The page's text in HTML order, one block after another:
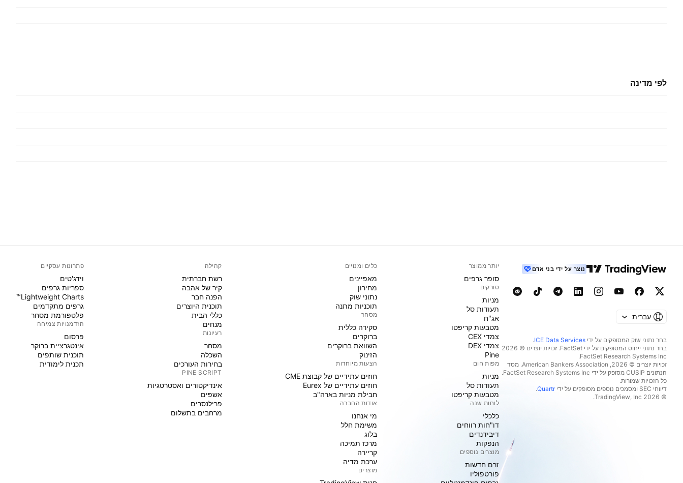
לפי מדינה
נוצר על ידי בני אדם
עברית
בחר נתוני שוק המסופקים על ידי ICE Data Services
.
בחר נתוני ייחוס המסופקים על ידי FactSet. זכויות יוצרים © 2026
זכויות יוצרים © 2026, ‏American Bankers Association. מסד
הנתונים CUSIP מסופק על ידי FactSet Research Systems Inc.
כל הזכויות שמורות.
דיווחי SEC ומסמכים נוספים מסופקים על ידי
Quartr
.
© 2026 ‏TradingView, Inc.‏
יותר ממוצר
סופר גרפים
סורקים
מניות‏
תעודות סל
אג"ח
מטבעות קריפטו
צמדי CEX
צמדי DEX
Pine
מפות חום
מניות‏
תעודות סל
מטבעות קריפטו
לוחות שנה
כלכלי
דו"חות רווחים
דיבידנדים
הנפקות
מוצרים נוספים
זרם חדשות
פורטפוליו
כלים ומנויים
מאפיינים
מחירון
נתוני שוק
תוכניות מתנה
מסחר
סקירה כללית
ברוקרים
השוואת ברוקרים
הזינוק
הצעות מיוחדות
חוזים עתידיים של קבוצת CME
חוזים עתידיים של Eurex
חבילת מניות בארה"ב
אודות החברה
מי אנחנו
משימת חלל
בלוג
מרכז תמיכה
קריירה
ערכת מדיה
מוצרים
קהילה
רשת חברתית
קיר של אהבה
הפנה חבר
תוכנית היוצרים
כללי הבית
מנחים
רעיונות
מסחר
השכלה
בחירות העורכים
PINE SCRIPT
אינדיקטורים ואסטרטגיות
אשפים
פרילנסרים
מרחבים בתשלום
פתרונות עסקיים
וידג'טים
ספריות גרפים
Lightweight Charts™
גרפים מתקדמים
פלטפורמת מסחר
הזדמנויות צמיחה
פּרסום
אינטגרציית ברוקר
תוכנית שותפים
תכנית לימודית